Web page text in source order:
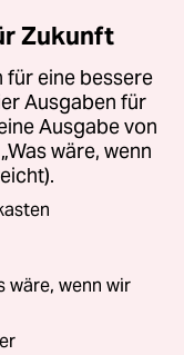
Zukunft
für eine bessere
Ausgaben für
Ausgabe von
wäre, wenn
wäre, wenn wir